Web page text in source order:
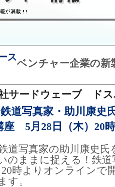
ス
ベンチャー企業の新
サードウェーブ ド
鉄道写真家・助川康
5月28日（木）20
道写真家の助川康史
のままに捉える！鉄道
20時よりオンラインで
す。